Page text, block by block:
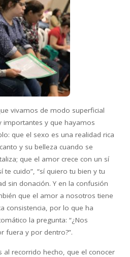
vivamos de modo superficial
importantes y que hayamos
que el sexo es una realidad rica
y su belleza cuando se
que el amor crece con un sí
te cuido”, “sí quiero tu bien y tu
sin donación. Y en la confusión
que el amor a nosotros tiene
consistencia, por lo que ha
la pregunta: “¿Nos
fuera y por dentro?”.
al recorrido hecho, que el conocer